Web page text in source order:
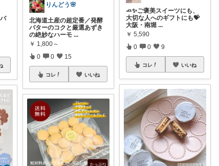
りんどう🌸
北海道土産の超定番／発酵
バターのコクと厳選あずき
の絶妙なハーモ ...
￥ 1,800～
0 0 15
コレ いいね
🧈✨ご褒美スイーツにも、
大切な人へのギフトにも💝
大阪・南堀 ...
￥ 5,590
0 0 9
コレ いいね